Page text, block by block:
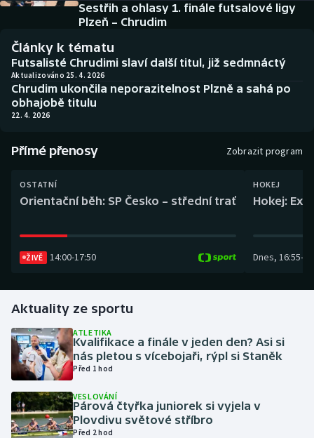
Biatlon
Boby a skeleton
Curling
Dostihy
Futsal
Golf
Gymnastika
Házená
Jezdectví
Judo
Historické návraty
Aplikace ČT sport
AZ kvíz
Sestřih a ohlasy 1. finále futsalové ligy
Plzeň – Chrudim
Články k tématu
Futsalisté Chrudimi slaví další titul, již sedmnáctý
Aktualizováno 25. 4. 2026
Chrudim ukončila neporazitelnost Plzně a sahá po
obhajobě titulu
22. 4. 2026
Přímé přenosy Zobrazit program
OSTATNÍ
Orientační běh: SP Česko – střední trať
ŽIVĚ 14:00-17:50
HOKEJ
Hokej:
Dnes, 16:55-
Aktuality ze sportu
ATLETIKA
Kvalifikace a finále v jeden den? Asi si
nás pletou s vícebojaři, rýpl si Staněk
Před 1 hod
VESLOVÁNÍ
Párová čtyřka juniorek si vyjela v
Plovdivu světové stříbro
Před 2 hod